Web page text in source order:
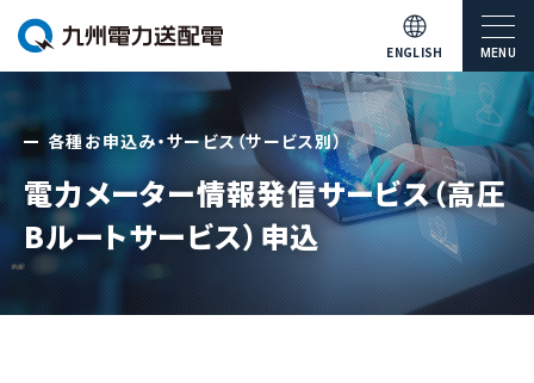
ENGLISH MENU
各種お申込み・サービス（サービス別）
電力メーター情報発信サービス（高圧
Bルートサービス）申込